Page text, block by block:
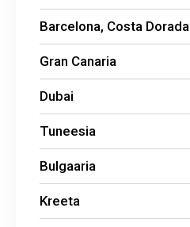
Barcelona, Costa Dorada
Gran Canaria
Dubai
Tuneesia
Bulgaaria
Kreeta